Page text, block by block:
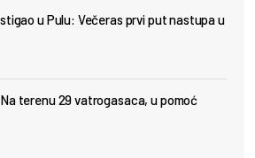
u Pulu: Večeras prvi put nastupa u
terenu 29 vatrogasaca, u pomoć